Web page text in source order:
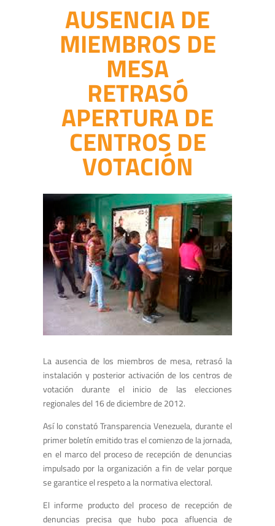
AUSENCIA DE
MIEMBROS DE
MESA
RETRASÓ
APERTURA DE
CENTROS DE
VOTACIÓN
La ausencia de los miembros de mesa, retrasó la
instalación y posterior activación de los centros de
votación durante el inicio de las elecciones
regionales del 16 de diciembre de 2012.
Así lo constató Transparencia Venezuela, durante el
primer boletín emitido tras el comienzo de la jornada,
en el marco del proceso de recepción de denuncias
impulsado por la organización a fin de velar porque
se garantice el respeto a la normativa electoral.
El informe producto del proceso de recepción de
denuncias precisa que hubo poca afluencia de